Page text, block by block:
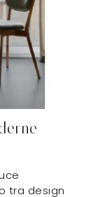
tra design